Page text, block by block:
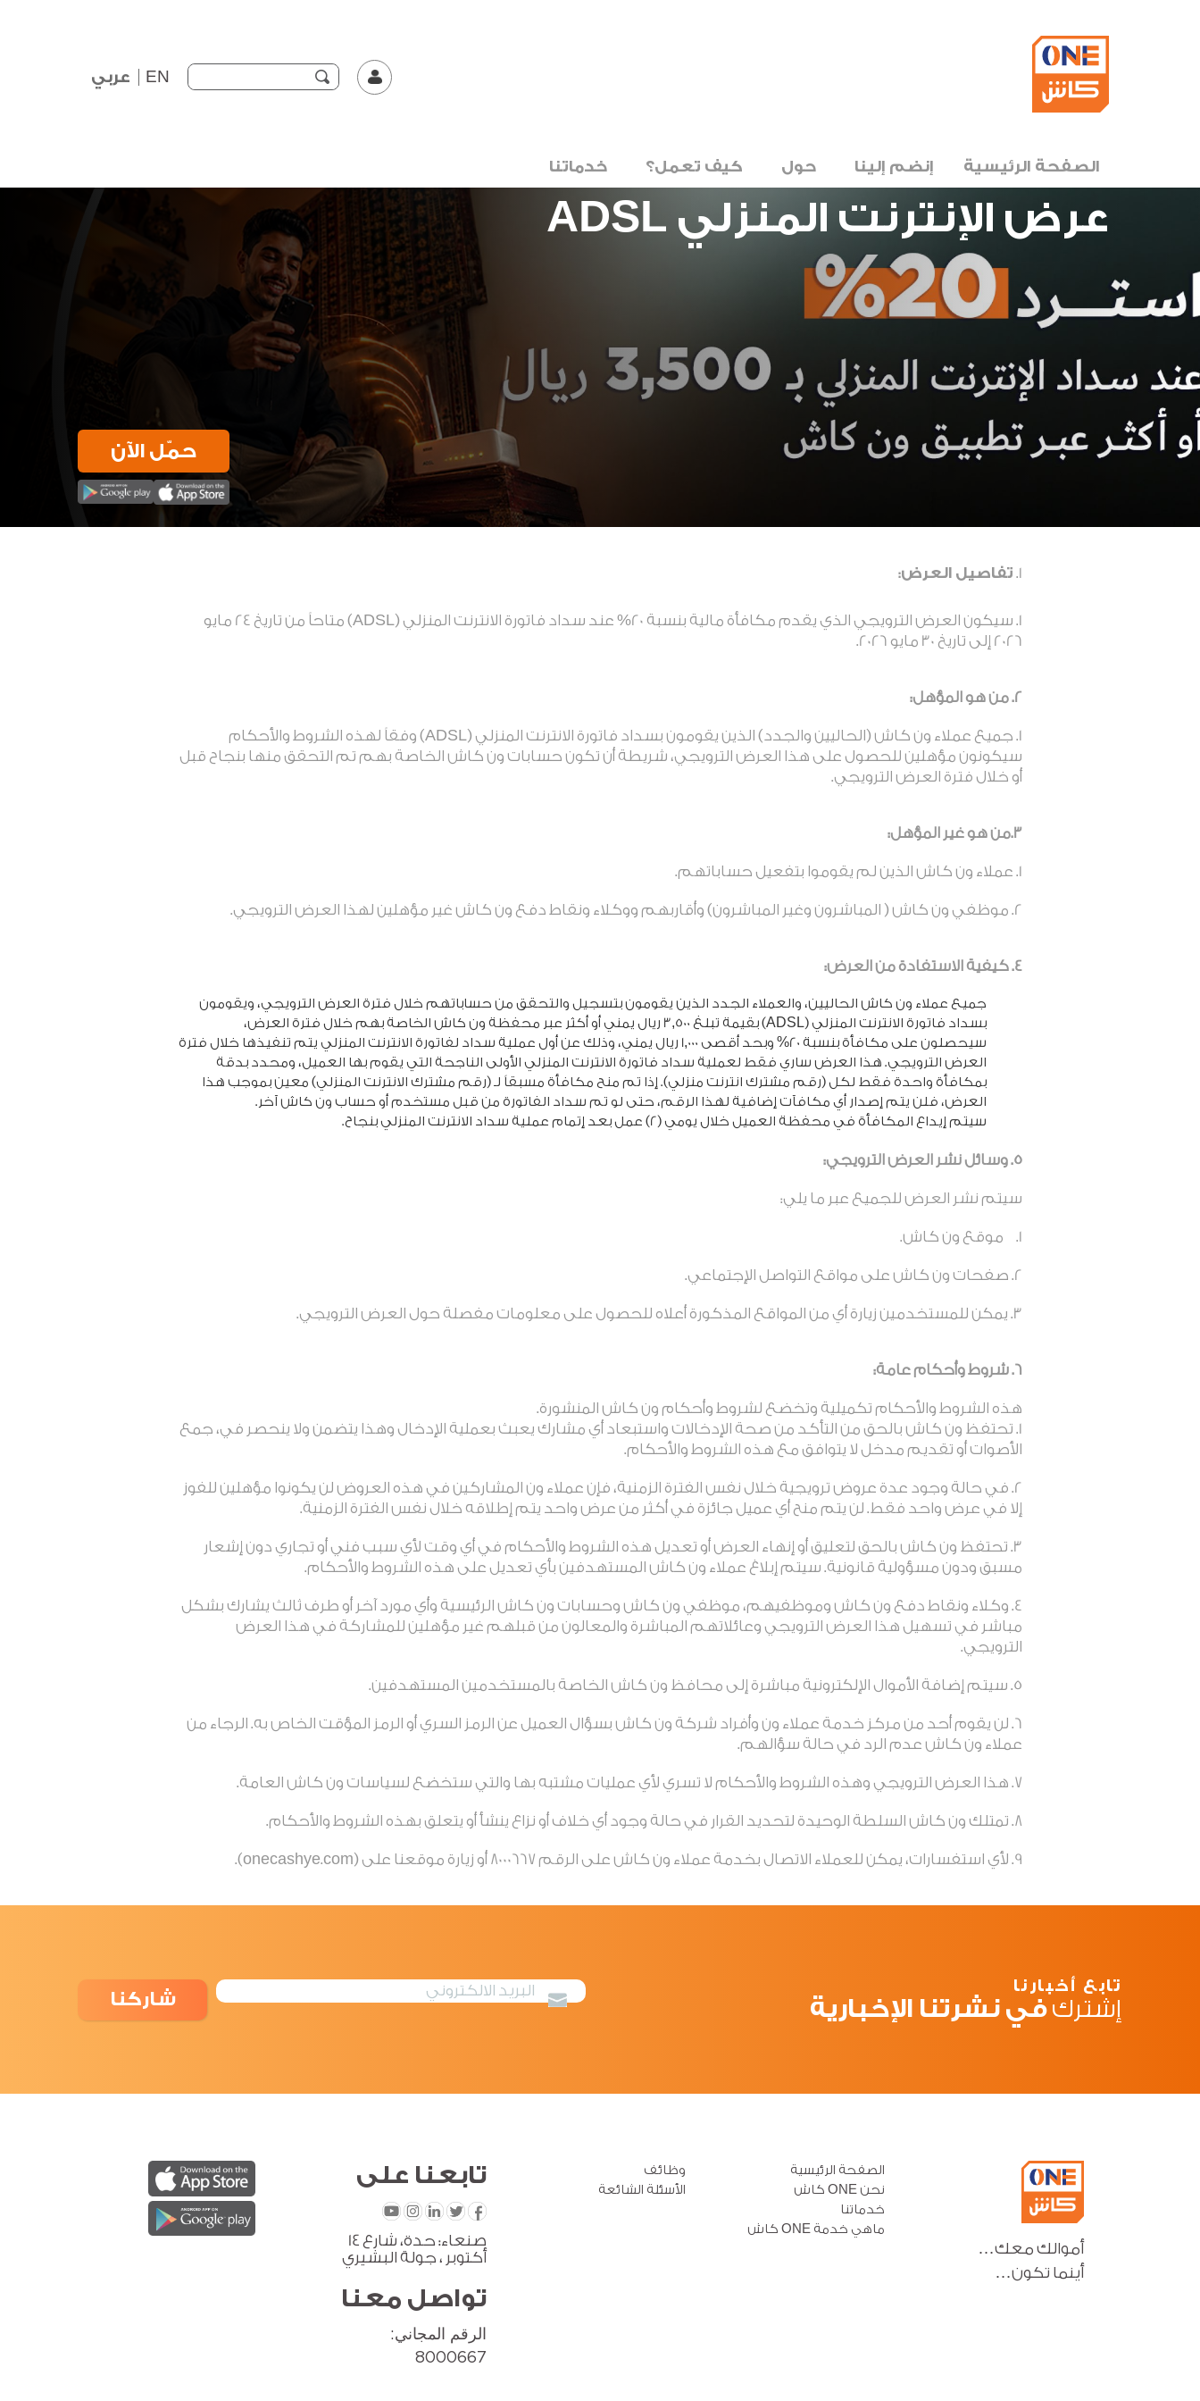
EN عربي
الصفحة الرئيسية إنضم إلينا حول كيف تعمل؟ خدماتنا
عرض الإنترنت المنزلي ADSL
حمّل الآن
تفاصيلالعرض:
سيكون العرض الترويجي الذي يقدم مكافأة مالية بنسبة 20% عند سداد فاتورة الانترنت المنزلي (ADSL) متاحاً من تاريخ 24 مايو
2026 إلى تاريخ 30 مايو 2026.
2. من هو المؤهل:
جميع عملاء ون كاش (الحاليين والجدد) الذين يقومون بسداد فاتورة الانترنت المنزلي (ADSL) وفقاً لهذه الشروط والأحكام
سيكونون مؤهلين للحصول على هذا العرض الترويجي، شريطة أن تكون حسابات ون كاش الخاصة بهم تم التحقق منها بنجاح قبل
أو خلال فترة العرض الترويجي.
3.من هو غير المؤهل :
عملاء ون كاش الذين لم يقوموا بتفعيل حساباتهم.
موظفي ون كاش ( المباشرون وغير المباشرون) وأقاربهم ووكلاء ونقاط دفع ون كاش غير مؤهلين لهذا العرض الترويجي.
4. كيفية الاستفادة من العرض :
جميع عملاء ون كاش الحاليين، والعملاء الجدد الذين يقومون بتسجيل والتحقق من حساباتهم خلال فترة العرض الترويجي، ويقومون
بسداد فاتورة الانترنت المنزلي (ADSL) بقيمة تبلغ 3,500 ريال يمني أو أكثر عبر محفظة ون كاش الخاصة بهم خلال فترة العرض،
سيحصلون على مكافأة بنسبة 20% وبحد أقصى 1,000 ريال يمني، وذلك عن أول عملية سداد لفاتورة الانترنت المنزلي يتم تنفيذها خلال فترة
العرض الترويجي. هذا العرض ساري فقط لعملية سداد فاتورة الانترنت المنزلي الأولى الناجحة التي يقوم بها العميل، ومحدد بدقة
بمكافأة واحدة فقط لكل (رقم مشترك انترنت منزلي). إذا تم منح مكافأة مسبقاً لـ (رقم مشترك الانترنت المنزلي) معين بموجب هذا
العرض، فلن يتم إصدار أي مكافآت إضافية لهذا الرقم، حتى لو تم سداد الفاتورة من قبل مستخدم أو حساب ون كاش آخر.
سيتم إيداع المكافأة في محفظة العميل خلال يومي (2) عمل بعد إتمام عملية سداد الانترنت المنزلي بنجاح.
5. وسائل نشر العرض الترويجي:
سيتم نشر العرض للجميع عبر ما يلي:
موقع ون كاش.
صفحات ون كاش على مواقع التواصل الإجتماعي.
يمكن للمستخدمين زيارة أي من المواقع المذكورة أعلاه للحصول على معلومات مفصلة حول العرض الترويجي.
6. شروط وأحكام عامة:
هذه الشروط والأحكام تكميلية وتخضع لشروط وأحكام ون كاش المنشورة.
1. تحتفظ ون كاش بالحق من التأكد من صحة الإدخالات واستبعاد أي مشارك يعبث بعملية الإدخال وهذا يتضمن ولا ينحصر في، جمع
الأصوات أو تقديم مدخل لا يتوافق مع هذه الشروط والأحكام.
2. في حالة وجود عدة عروض ترويجية خلال نفس الفترة الزمنية، فإن عملاء ون المشاركين في هذه العروض لن يكونوا مؤهلين للفوز
إلا في عرض واحد فقط. لن يتم منح أي عميل جائزة في أكثر من عرض واحد يتم إطلاقه خلال نفس الفترة الزمنية.
3. تحتفظ ون كاش بالحق لتعليق أو إنهاء العرض أو تعديل هذه الشروط والأحكام في أي وقت لأي سبب فني أو تجاري دون إشعار
مسبق ودون مسؤولية قانونية. سيتم إبلاغ عملاء ون كاش المستهدفين بأي تعديل على هذه الشروط والأحكام.
4. وكلاء ونقاط دفع ون كاش وموظفيهم، موظفي ون كاش وحسابات ون كاش الرئيسية وأي مورد آخر أو طرف ثالث يشارك بشكل
مباشر في تسهيل هذا العرض الترويجي وعائلاتهم المباشرة والمعالون من قبلهم غير مؤهلين للمشاركة في هذا العرض
الترويجي.
5. سيتم إضافة الأموال الإلكترونية مباشرة إلى محافظ ون كاش الخاصة بالمستخدمين المستهدفين.
6. لن يقوم أحد من مركز خدمة عملاء ون وأفراد شركة ون كاش بسؤال العميل عن الرمز السري أو الرمز المؤقت الخاص به. الرجاء من
عملاء ون كاش عدم الرد في حالة سؤالهم.
7. هذا العرض الترويجي وهذه الشروط والأحكام لا تسري لأي عمليات مشتبه بها والتي ستخضع لسياسات ون كاش العامة.
8. تمتلك ون كاش السلطة الوحيدة لتحديد القرار في حالة وجود أي خلاف أو نزاع ينشأ أو يتعلق بهذه الشروط والأحكام.
9. لأي استفسارات، يمكن للعملاء الاتصال بخدمة عملاء ون كاش على الرقم 8000667 أو زيارة موقعنا على (onecashye.com).
تابع أخبارنا
إشتركفي نشرتنا الإخبارية شاركنا
أموالك معك…
أينما تكون…
الصفحة الرئيسية
نحن ONE كاش
خدماتنا
ماهي خدمة ONE كاش
وظائف
الأسئلة الشائعة
تابعنا على
صنعاء: حدة، شارع 14
أكتوبر ، جولة البشيري
تواصل معنا
الرقم المجاني:
8000667